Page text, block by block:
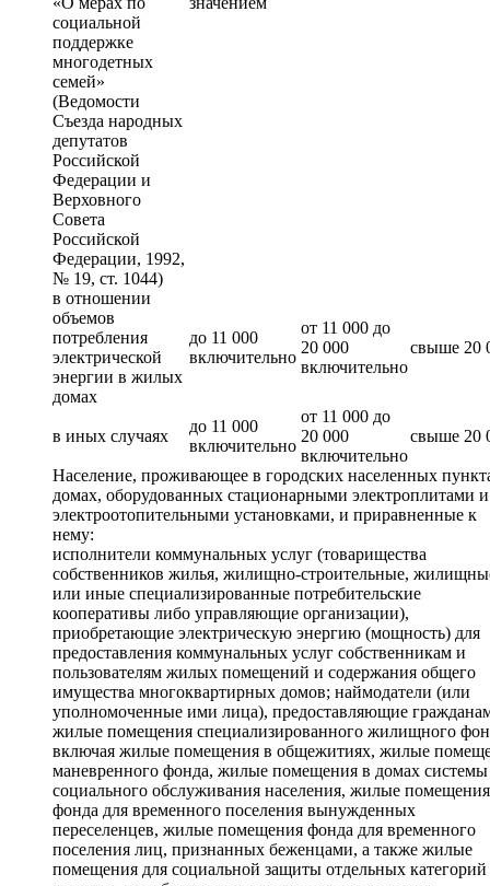
социальной
поддержке
многодетных
семей»
(Ведомости
Съезда народных
депутатов
Российской
Федерации и
Верховного
Совета
Российской
Федерации, 1992,
№ 19, ст. 1044)
в отношении
объемов
потребления
электрической
энергии в жилых
домах
до 11 000
включительно
от 11 000 до
20 000
включительно
свыше 20
в иных случаях
до 11 000
включительно
от 11 000 до
20 000
включительно
свыше 20
Население, проживающее в городских населенных
домах, оборудованных стационарными электроплитами и
электроотопительными установками, и приравненные к
нему:
исполнители коммунальных услуг (товарищества
собственников жилья, жилищно-строительные,
или иные специализированные потребительские
кооперативы либо управляющие организации),
приобретающие электрическую энергию (мощность) для
предоставления коммунальных услуг собственникам и
пользователям жилых помещений и содержания общего
имущества многоквартирных домов; наймодатели (или
уполномоченные ими лица), предоставляющие
жилые помещения специализированного жилищного
включая жилые помещения в общежитиях, жилые
маневренного фонда, жилые помещения в домах системы
социального обслуживания населения, жилые помещения
фонда для временного поселения вынужденных
переселенцев, жилые помещения фонда для временного
поселения лиц, признанных беженцами, а также жилые
помещения для социальной защиты отдельных категорий